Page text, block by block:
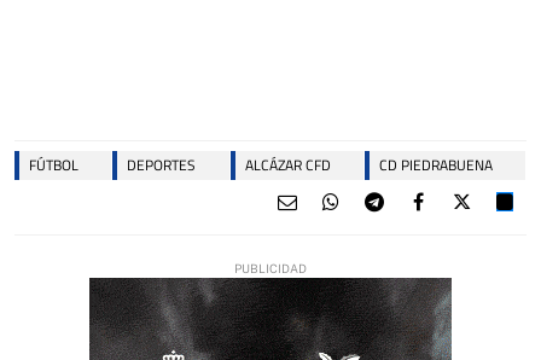
FÚTBOL DEPORTES ALCÁZAR CFD CD PIEDRABUENA